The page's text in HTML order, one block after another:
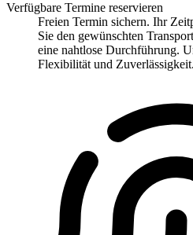
Verfügbare Termine reservieren
Freien Termin sichern. Ihr
Sie den gewünschten
eine nahtlose Durchführung.
Flexibilität und Zuverlässigkeit.